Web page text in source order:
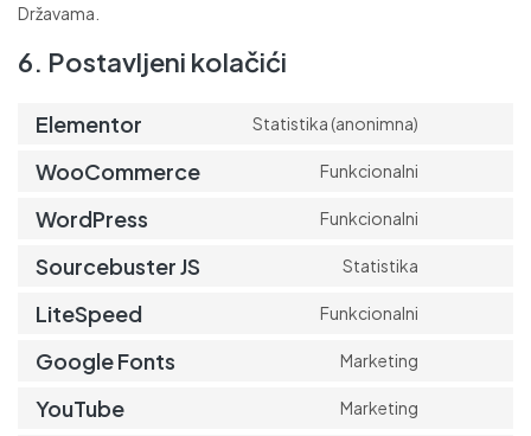
Državama.
6. Postavljeni kolačići
Elementor Statistika (anonimna)
WooCommerce Funkcionalni
WordPress Funkcionalni
Sourcebuster JS Statistika
LiteSpeed Funkcionalni
Google Fonts Marketing
YouTube Marketing